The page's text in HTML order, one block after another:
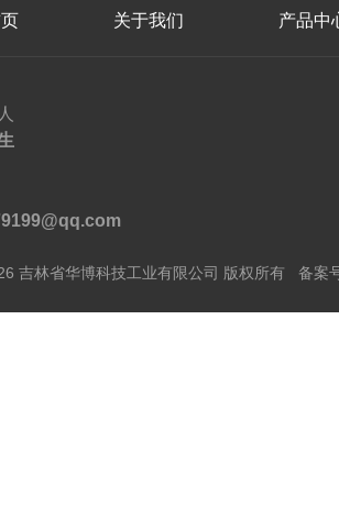
关于我们 产品中
吉林省华博科技工业有限公司 版权所有 备案